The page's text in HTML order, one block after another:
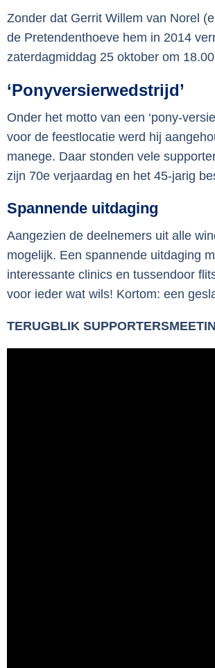
Zonder dat Gerrit Willem van Norel
de Pretendenthoeve hem in 2014
zaterdagmiddag 25 oktober om
‘Ponyversierwedstrijd’
Onder het motto van een ‘pony-
voor de feestlocatie werd hij
manege. Daar stonden vele
zijn 70e verjaardag en het 45-jarig
Spannende uitdaging
Aangezien de deelnemers uit alle
mogelijk. Een spannende uitdaging
interessante clinics en tussendoor
voor ieder wat wils! Kortom: een
TERUGBLIK